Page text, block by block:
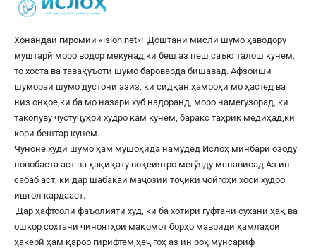
Хонандаи гиромии «isloh.net«! Доштани мисли шумо ҳаводору
муштарӣ моро водор мекунад,ки беш аз пеш саъю талош кунем,
то хоста ва тавақуъоти шумо бароварда бишавад. Афзоиши
шумораи шумо дустони азиз, ки сидқан ҳамроҳи мо ҳастед ва
низ онҳое,ки ба мо назари хуб надоранд, моро намегузорад, ки
такопуву ҷустуҷуҳои худро кам кунем, баракс таҳрик медиҳад,ки
кори бештар кунем.
Чуноне худи шумо ҳам мушоҳида намудед Ислоҳ минбари озоду
новобаста аст ва ҳақиқату воқеиятро мегӯяду менависад.Аз ин
сабаб аст, ки дар шабакаи маҷозии тоҷикӣ ҷойгоҳи хоси худро
ишғол кардааст.
Дар ҳафтсоли фаъолияти худ, ки ба хотири гуфтани сухани ҳақ ва
ошкор сохтани ҷиноятҳои мақомот борҳо мавриди ҳамлаҳои
ҳакерӣ ҳам қарор гирифтем,ҳеҷ гоҳ аз ин роҳ мунсариф